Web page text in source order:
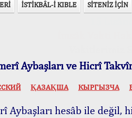
İSTİKBÂL-İ KIBLE SİTENİZ İÇİN
Aybaşları ve Hicrî
ҚАЗАҚША КЫPГЫЗЧA
Aybaşları hesâb ile değil,